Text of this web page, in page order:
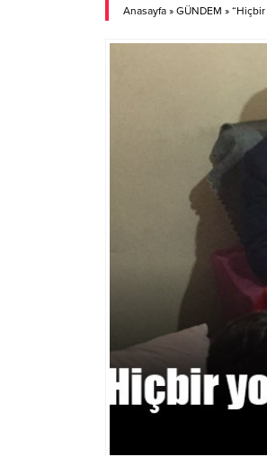
Anasayfa » GÜNDEM »